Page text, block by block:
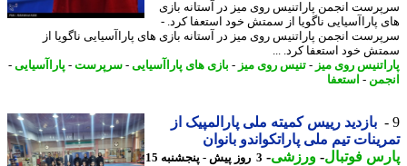
انجمن پاراتنیس روی میز در آستانه بازی
پاراآسیایی ناگویا از سمتش خود استعفا کرد. -
انجمن پاراتنیس روی میز در آستانه بازی های پاراآسیایی ناگویا از
خود استعفا کرد. ...
روی میز-تنیس روی میز-بازی های پاراآسیایی-سرپرست -پاراآسیایی-
-استعفا
بازدید رییس کمیته ملی پارالمپیک از
تیم ملی پاراتکواندو بانوان
فوتبال-ورزشی-
3 روز پیش - پنجشنبه 15